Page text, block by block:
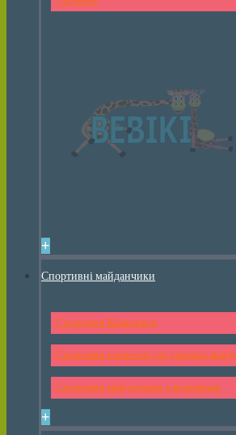
+
Спортивні майданчики
Спортивні Комплекси
Спортивні елементи для дитячих
Спортивні майданчики для малюків
+